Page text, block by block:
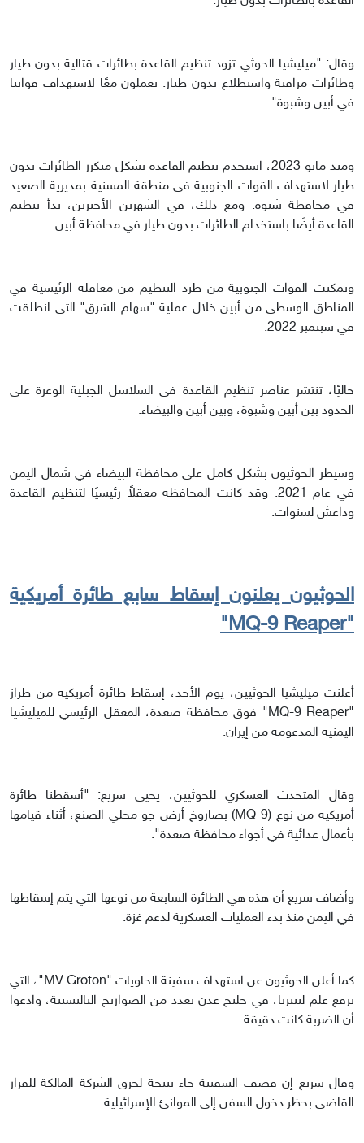
وقال: "ميليشيا الحوثي تزود تنظيم القاعدة بطائرات قتالية بدون طيار
وطائرات مراقبة واستطلاع بدون طيار. يعملون معًا لاستهداف قواتنا
في أبين وشبوة".
ومنذ مايو 2023، استخدم تنظيم القاعدة بشكل متكرر الطائرات بدون
طيار لاستهداف القوات الجنوبية في منطقة المسنية بمديرية الصعيد
في محافظة شبوة. ومع ذلك، في الشهرين الأخيرين، بدأ تنظيم
القاعدة أيضًا باستخدام الطائرات بدون طيار في محافظة أبين.
وتمكنت القوات الجنوبية من طرد التنظيم من معاقله الرئيسية في
المناطق الوسطى من أبين خلال عملية "سهام الشرق" التي انطلقت
في سبتمبر 2022.
حاليًا، تنتشر عناصر تنظيم القاعدة في السلاسل الجبلية الوعرة على
الحدود بين أبين وشبوة، وبين أبين والبيضاء.
وسيطر الحوثيون بشكل كامل على محافظة البيضاء في شمال اليمن
في عام 2021. وقد كانت المحافظة معقلاً رئيسيًا لتنظيم القاعدة
وداعش لسنوات.
الحوثيون يعلنون إسقاط سابع طائرة أمريكية
"MQ-9 Reaper"
أعلنت ميليشيا الحوثيين، يوم الأحد، إسقاط طائرة أمريكية من طراز
"MQ-9 Reaper" فوق محافظة صعدة، المعقل الرئيسي للميليشيا
اليمنية المدعومة من إيران.
وقال المتحدث العسكري للحوثيين، يحيى سريع: "أسقطنا طائرة
أمريكية من نوع (MQ-9) بصاروخ أرض-جو محلي الصنع، أثناء قيامها
بأعمال عدائية في أجواء محافظة صعدة".
وأضاف سريع أن هذه هي الطائرة السابعة من نوعها التي يتم إسقاطها
في اليمن منذ بدء العمليات العسكرية لدعم غزة.
كما أعلن الحوثيون عن استهداف سفينة الحاويات "MV Groton"، التي
ترفع علم ليبيريا، في خليج عدن بعدد من الصواريخ الباليستية، وادعوا
أن الضربة كانت دقيقة.
وقال سريع إن قصف السفينة جاء نتيجة لخرق الشركة المالكة للقرار
القاضي بحظر دخول السفن إلى الموانئ الإسرائيلية.